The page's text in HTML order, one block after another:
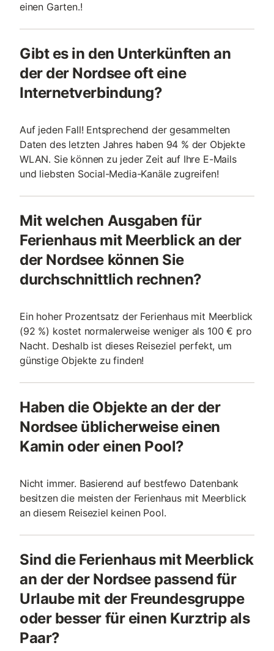
einen Garten.!
Gibt es in den Unterkünften an
der der Nordsee oft eine
Internetverbindung?
Auf jeden Fall! Entsprechend der gesammelten
Daten des letzten Jahres haben 94 % der Objekte
WLAN. Sie können zu jeder Zeit auf Ihre E-Mails
und liebsten Social-Media-Kanäle zugreifen!
Mit welchen Ausgaben für
Ferienhaus mit Meerblick an der
der Nordsee können Sie
durchschnittlich rechnen?
Ein hoher Prozentsatz der Ferienhaus mit Meerblick
(92 %) kostet normalerweise weniger als 100 € pro
Nacht. Deshalb ist dieses Reiseziel perfekt, um
günstige Objekte zu finden!
Haben die Objekte an der der
Nordsee üblicherweise einen
Kamin oder einen Pool?
Nicht immer. Basierend auf bestfewo Datenbank
besitzen die meisten der Ferienhaus mit Meerblick
an diesem Reiseziel keinen Pool.
Sind die Ferienhaus mit Meerblick
an der der Nordsee passend für
Urlaube mit der Freundesgruppe
oder besser für einen Kurztrip als
Paar?